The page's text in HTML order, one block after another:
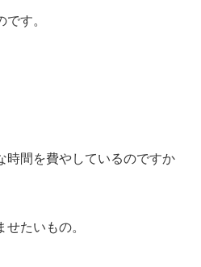
す。
時間を費やしているのですか
たいもの。